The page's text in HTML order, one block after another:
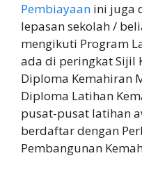
Pembiayaan ini juga
lepasan sekolah /
mengikuti Program
ada di peringkat Sijil
Diploma Kemahiran
Diploma Latihan
pusat-pusat latihan
berdaftar dengan
Pembangunan